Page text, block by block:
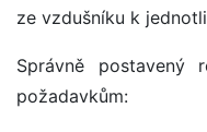
ze vzdušníku k
Správně postavený
požadavkům: